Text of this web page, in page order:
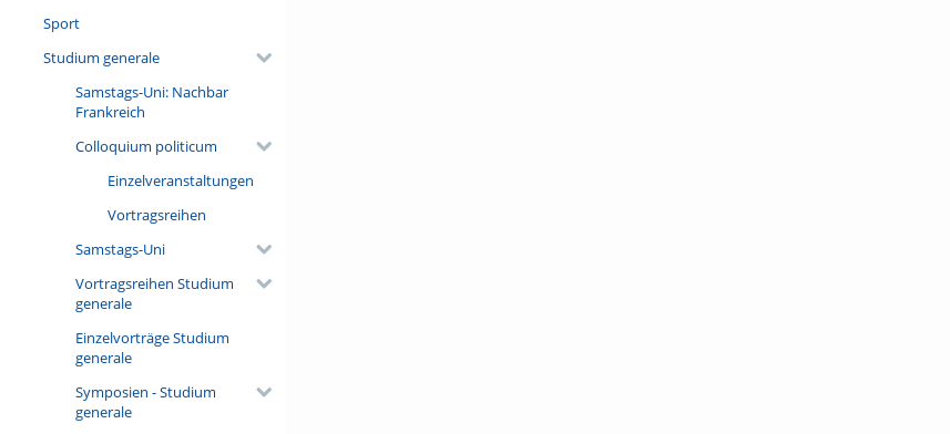
Sport
Studium generale
Samstags-Uni: Nachbar
Frankreich
Colloquium politicum
Einzelveranstaltungen
Vortragsreihen
Samstags-Uni
Vortragsreihen Studium
generale
Einzelvorträge Studium
generale
Symposien - Studium
generale